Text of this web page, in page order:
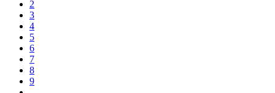
2
3
4
5
6
7
8
9